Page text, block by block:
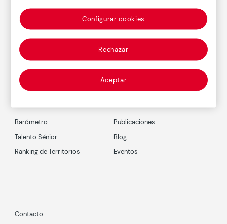
Suscríbete al boletín
Barómetro
Talento Sénior
Ranking de Territorios
Publicaciones
Blog
Eventos
Contacto
Rechazar
Aceptar
Configurar cookies